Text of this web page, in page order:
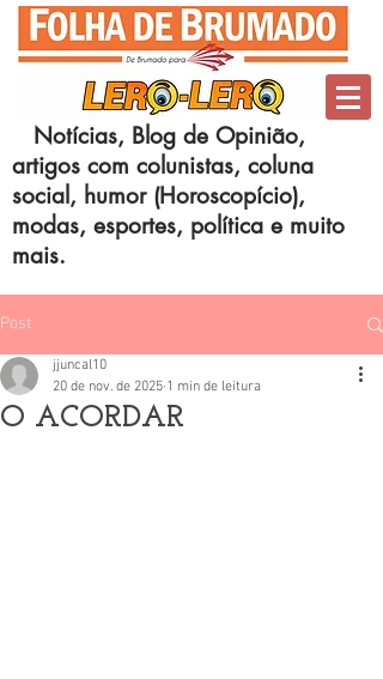
Notícias, Blog de Opinião,
artigos com colunistas, coluna
social, humor (Horoscopício),
modas, esportes, política e muito
mais.
Post
O ACORDAR
jjuncal10
20 de nov. de 2025 1 min de leitura